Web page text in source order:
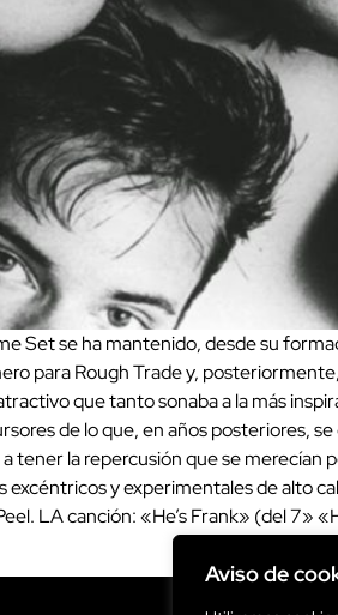
Aviso de
Set se ha mantenido, desde su
para Rough Trade y,
que tanto sonaba a la más
de lo que, en años posteriores,
tener la repercusión que se merecían
y experimentales de alto
LA canción: «He’s Frank» (del 7»